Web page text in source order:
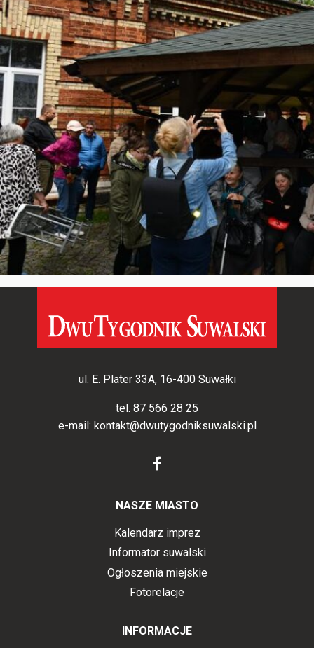
ul. E. Plater 33A, 16-400 Suwałki
tel. 87 566 28 25
e-mail: kontakt@dwutygodniksuwalski.pl
NASZE MIASTO
Kalendarz imprez
Informator suwalski
Ogłoszenia miejskie
Fotorelacje
INFORMACJE